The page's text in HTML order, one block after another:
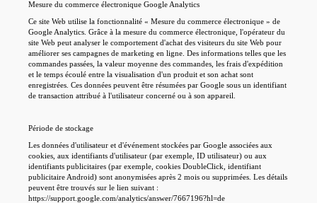
Mesure du commerce électronique Google Analytics
Ce site Web utilise la fonctionnalité « Mesure du commerce électronique » de
Google Analytics. Grâce à la mesure du commerce électronique, l'opérateur du
site Web peut analyser le comportement d'achat des visiteurs du site Web pour
améliorer ses campagnes de marketing en ligne. Des informations telles que les
commandes passées, la valeur moyenne des commandes, les frais d'expédition
et le temps écoulé entre la visualisation d'un produit et son achat sont
enregistrées. Ces données peuvent être résumées par Google sous un identifiant
de transaction attribué à l'utilisateur concerné ou à son appareil.
Période de stockage
Les données d'utilisateur et d'événement stockées par Google associées aux
cookies, aux identifiants d'utilisateur (par exemple, ID utilisateur) ou aux
identifiants publicitaires (par exemple, cookies DoubleClick, identifiant
publicitaire Android) sont anonymisées après 2 mois ou supprimées. Les détails
peuvent être trouvés sur le lien suivant :
https://support.google.com/analytics/answer/7667196?hl=de